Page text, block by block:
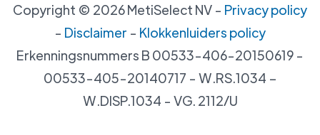
Copyright © 2026MetiSelect NV‍ - Privacy policy
- Disclaimer - Klokkenluiders policy
Erkenningsnummers B 00533-406-20150619 -
00533-405-20140717 - W.RS.1034 –
W.DISP.1034 - VG. 2112/U